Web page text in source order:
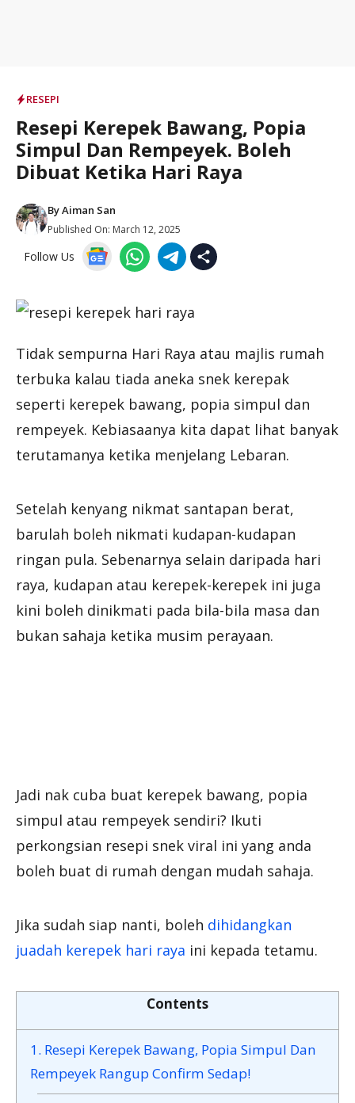
RESEPI
Resepi Kerepek Bawang, Popia
Simpul Dan Rempeyek. Boleh
Dibuat Ketika Hari Raya
ByAiman San
Published On: March 12, 2025
Follow Us
Tidak sempurna Hari Raya atau majlis rumah
terbuka kalau tiada aneka snek kerepak
seperti kerepek bawang, popia simpul dan
rempeyek. Kebiasaanya kita dapat lihat banyak
terutamanya ketika menjelang Lebaran.
Setelah kenyang nikmat santapan berat,
barulah boleh nikmati kudapan-kudapan
ringan pula. Sebenarnya selain daripada hari
raya, kudapan atau kerepek-kerepek ini juga
kini boleh dinikmati pada bila-bila masa dan
bukan sahaja ketika musim perayaan.
Jadi nak cuba buat kerepek bawang, popia
simpul atau rempeyek sendiri? Ikuti
perkongsian resepi snek viral ini yang anda
boleh buat di rumah dengan mudah sahaja.
Jika sudah siap nanti, boleh dihidangkan
juadah kerepek hari raya ini kepada tetamu.
Contents
1. Resepi Kerepek Bawang, Popia Simpul Dan
Rempeyek Rangup Confirm Sedap!